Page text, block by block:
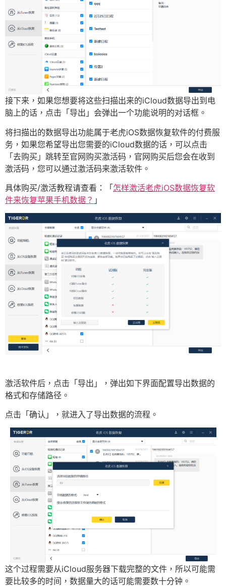
接下来，如果您想要将这些扫描出来的iCloud数据导出到电
脑上的话，点击「导出」会弹出一个功能说明的对话框。
将扫描出的数据导出功能属于老虎iOS数据恢复软件的付费服
务，如果您希望导出您需要的iCloud数据的话，可以点击
「去购买」跳转至官网购买激活码，官网购买后您会在收到
激活码，您可以通过激活码来激活软件。
具体购买/激活教程请查看：「怎样激活老虎iOS数据恢复软
件来恢复苹果手机数据？ 」
激活软件后，点击「导出」，弹出如下界面配置导出数据的
格式和存储路径。
点击「确认」，就进入了导出数据的流程。
这个过程需要从iCloud服务器下载完整的文件，所以可能需
要比较多的时间，数据量大的话可能需要数十分钟。